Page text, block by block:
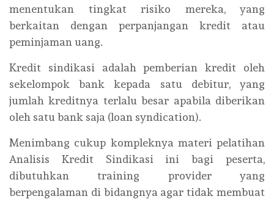
menentukan tingkat risiko mereka, yang
berkaitan dengan perpanjangan kredit atau
peminjaman uang.
Kredit sindikasi adalah pemberian kredit oleh
sekelompok bank kepada satu debitur, yang
jumlah kreditnya terlalu besar apabila diberikan
oleh satu bank saja (loan syndication).
Menimbang cukup kompleknya materi pelatihan
Analisis Kredit Sindikasi ini bagi peserta,
dibutuhkan training provider yang
berpengalaman di bidangnya agar tidak membuat